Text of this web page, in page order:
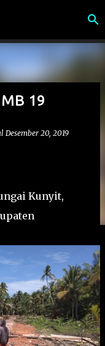
19
Desember 20, 2019
Kunyit,